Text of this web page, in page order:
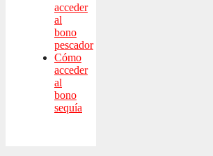
acceder
al
bono
pescador
Cómo
acceder
al
bono
sequía